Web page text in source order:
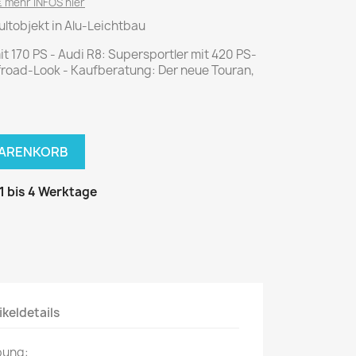
P.M. Biografie
PM Magazin
Unser Wald
Graceland
Metal Hammer
Rat
in Alu-Leichtbau
170 PS - Audi R8: Supersportler mit 420 PS-
Look - Kaufberatung: Der neue Touran,
bis 4 Werktage